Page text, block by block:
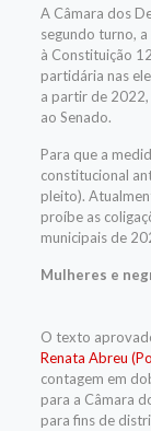
A Câmara dos
segundo turno,
à Constituição
partidária nas
a partir de
ao Senado.
Para que a
constitucional
pleito).
proíbe as
municipais de
Mulheres e
O texto
Renata Abreu
contagem em
para a Câmara
para fins de